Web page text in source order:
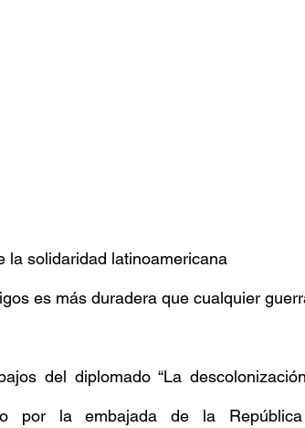
la solidaridad latinoamericana
es más duradera que cualquier
del diplomado “La
por la embajada de la